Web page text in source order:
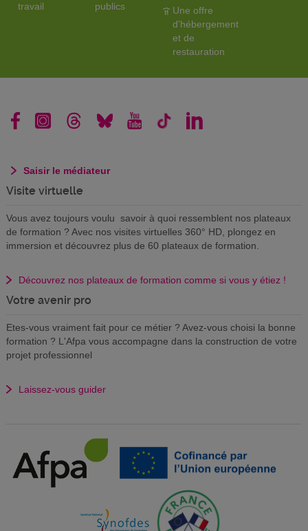
travail
publics
Une offre
d'hébergement
et de
restauration
Saisir le médiateur
Visite virtuelle
Vous avez toujours voulu savoir à quoi ressemblent nos plateaux
de formation ? Avec nos visites virtuelles 360° HD, plongez en
immersion et découvrez plus de 60 plateaux de formation.
Découvrez nos plateaux de formation comme si vous y étiez !
Votre avenir pro
Etes-vous vraiment fait pour ce métier ? Avez-vous choisi la bonne
formation ? L'Afpa vous accompagne dans la construction de votre
projet professionnel
Laissez-vous guider